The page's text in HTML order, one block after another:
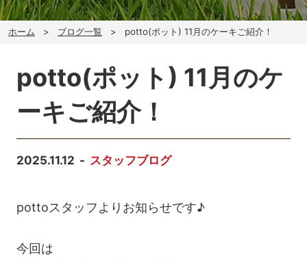
ホーム ブログ一覧 potto(ポット) 11月のケーキご紹介！
potto(ポット) 11月のケ
ーキご紹介！
2025.11.12 スタッフブログ
pottoスタッフよりお知らせです♪
今回は